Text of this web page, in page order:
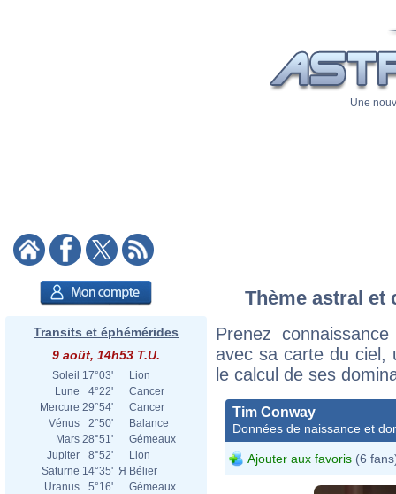
Une
Transits et éphémérides
9 août, 14h53 T.U.
Soleil 17°03'
Lion
Lune
4°22'
Cancer
Mercure 29°54'
Cancer
Vénus
2°50'
Balance
Mars 28°51'
Gémeaux
Jupiter
8°52'
Lion
Saturne 14°35' Я Bélier
Uranus
5°16'
Gémeaux
Thème astral et
Prenez
avec sa carte du ciel,
le calcul de ses
Tim Conway
Données de naissance et
Ajouter aux favoris (6